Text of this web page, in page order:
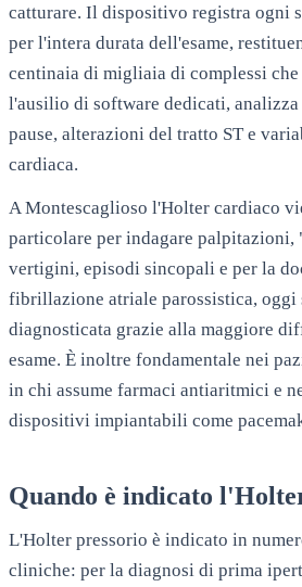
catturare. Il dispositivo registra ogni
per l'intera durata dell'esame,
centinaia di migliaia di complessi
l'ausilio di software dedicati,
pause, alterazioni del tratto ST e
cardiaca.
AMontescaglioso l'Holter cardiaco
particolare per indagare
vertigini, episodi sincopali e per la
fibrillazione atriale parossistica, oggi
diagnosticata grazie alla maggiore
esame. È inoltre fondamentale nei
in chi assume farmaci antiaritmici e
dispositivi impiantabili come
Quando è indicato
L'Holter pressorio è indicato in
cliniche: per la diagnosi di prima